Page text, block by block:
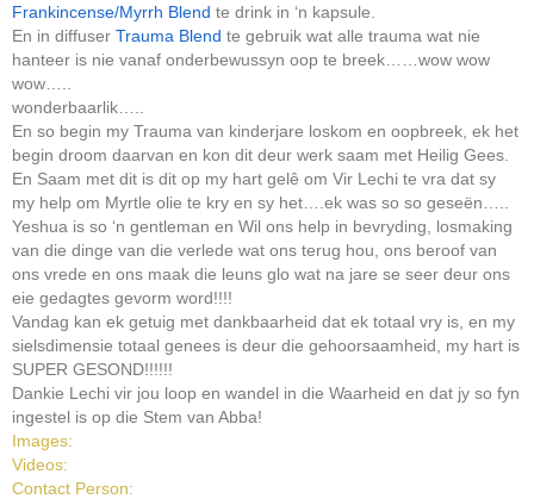
Frankincense/Myrrh Blend te drink in ‘n kapsule.
En in diffuser Trauma Blend te gebruik wat alle trauma wat nie
hanteer is nie vanaf onderbewussyn oop te breek……wow wow
wow…..
wonderbaarlik…..
En so begin my Trauma van kinderjare loskom en oopbreek, ek het
begin droom daarvan en kon dit deur werk saam met Heilig Gees.
En Saam met dit is dit op my hart gelê om Vir Lechi te vra dat sy
my help om Myrtle olie te kry en sy het….ek was so so geseën…..
Yeshua is so ‘n gentleman en Wil ons help in bevryding, losmaking
van die dinge van die verlede wat ons terug hou, ons beroof van
ons vrede en ons maak die leuns glo wat na jare se seer deur ons
eie gedagtes gevorm word!!!!
Vandag kan ek getuig met dankbaarheid dat ek totaal vry is, en my
sielsdimensie totaal genees is deur die gehoorsaamheid, my hart is
SUPER GESOND!!!!!!
Dankie Lechi vir jou loop en wandel in die Waarheid en dat jy so fyn
ingestel is op die Stem van Abba!
Images:
Videos:
Contact Person: